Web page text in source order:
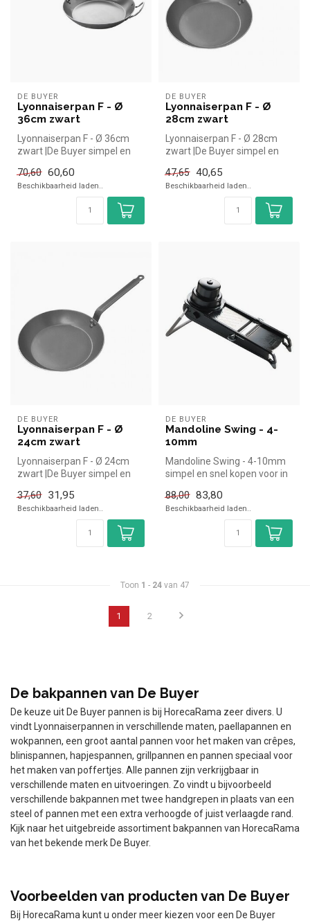
DE BUYER
Lyonnaiserpan F - Ø
36cm zwart
Lyonnaiserpan F - Ø 36cm
zwart |De Buyer simpel en
horeca....
70,60 60,60
Beschikbaarheid laden..
DE BUYER
Lyonnaiserpan F - Ø
28cm zwart
Lyonnaiserpan F - Ø 28cm
zwart |De Buyer simpel en
horeca....
47,65 40,65
Beschikbaarheid laden..
DE BUYER
Lyonnaiserpan F - Ø
24cm zwart
Lyonnaiserpan F - Ø 24cm
zwart |De Buyer simpel en
horeca....
37,60 31,95
Beschikbaarheid laden..
DE BUYER
Mandoline Swing - 4-
10mm
Mandoline Swing - 4-10mm
simpel en snel kopen voor in
88,00 83,80
Beschikbaarheid laden..
Toon 1 - 24 van 47
1 2
De bakpannen van De Buyer
De keuze uit De Buyer pannen is bij HorecaRama zeer divers. U
vindt Lyonnaiserpannen in verschillende maten, paellapannen en
wokpannen, een groot aantal pannen voor het maken van crêpes,
blinispannen, hapjespannen, grillpannen en pannen speciaal voor
het maken van poffertjes. Alle pannen zijn verkrijgbaar in
verschillende maten en uitvoeringen. Zo vindt u bijvoorbeeld
verschillende bakpannen met twee handgrepen in plaats van een
steel of pannen met een extra verhoogde of juist verlaagde rand.
Kijk naar het uitgebreide assortiment bakpannen van HorecaRama
van het bekende merk De Buyer.
Voorbeelden van producten van De Buyer
Bij HorecaRama kunt u onder meer kiezen voor een De Buyer